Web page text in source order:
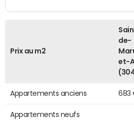
Prix au m2
de-
et-
Appartements anciens 683
Appartements neufs